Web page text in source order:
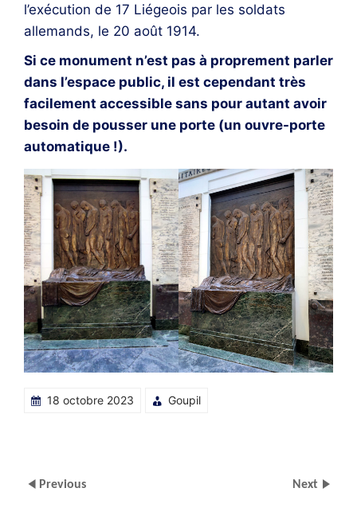
l’exécution de 17 Liégeois par les soldats
allemands, le 20 août 1914.
Si ce monument n’est pas à proprement parler
dans l’espace public, il est cependant très
facilement accessible sans pour autant avoir
besoin de pousser une porte (un ouvre-porte
automatique !).
18 octobre 2023 Goupil
Previous Next